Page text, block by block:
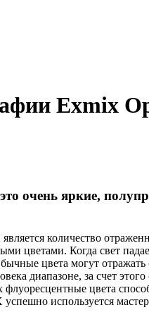
Exmix
очень яркие,
количество
цветами. Когда свет
цвета могут
диапазоне, за счет
цвета
используется